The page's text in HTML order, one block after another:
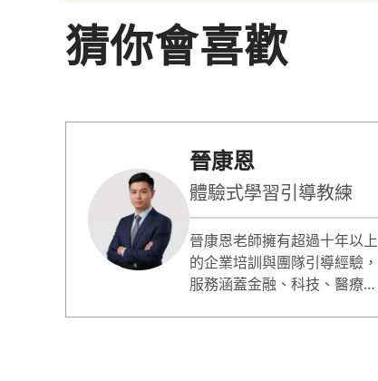
猜你會喜歡
晉康恩
體驗式學習引導教練
晉康恩老師擁有超過十年以上
的企業培訓與團隊引導經驗，
服務涵蓋金融、科技、醫療及